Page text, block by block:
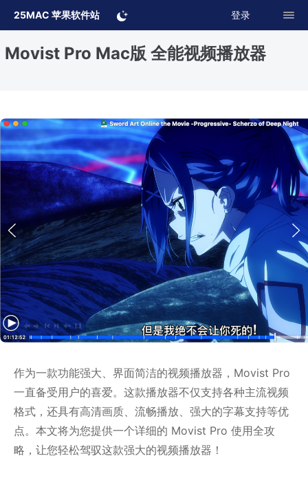
25MAC 苹果软件站 登录
Movist Pro Mac版 全能视频播放器
作为一款功能强大、界面简洁的视频播放器，Movist Pro
一直备受用户的喜爱。这款播放器不仅支持各种主流视频
格式，还具有高清画质、流畅播放、强大的字幕支持等优
点。本文将为您提供一个详细的 Movist Pro 使用全攻
略，让您轻松驾驭这款强大的视频播放器！